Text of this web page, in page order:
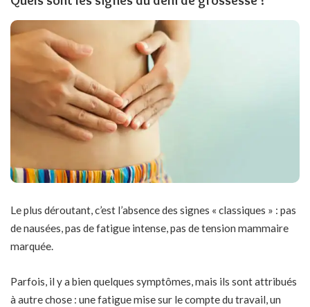
Le plus déroutant, c’est l’absence des signes « classiques » : pas
de nausées, pas de fatigue intense, pas de tension mammaire
marquée.
Parfois, il y a bien quelques symptômes, mais ils sont attribués
à autre chose : une fatigue mise sur le compte du travail, un